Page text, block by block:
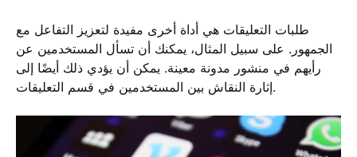
طلبات التعليقات هي أداة أخرى مفيدة لتعزيز التفاعل مع
الجمهور. على سبيل المثال، يمكنك أن تسأل المستخدمين عن
رأيهم في منشور مدونة معينة. يمكن أن يؤدي ذلك أيضًا إلى
إثارة النقاش بين المستخدمين في قسم التعليقات.